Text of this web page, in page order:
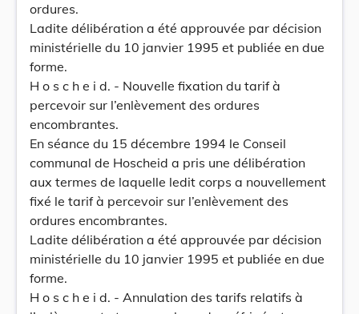
ordures.
Ladite délibération a été approuvée par décision
ministérielle du 10 janvier 1995 et publiée en due
forme.
H o s c h e i d. - Nouvelle fixation du tarif à
percevoir sur l’enlèvement des ordures
encombrantes.
En séance du 15 décembre 1994 le Conseil
communal de Hoscheid a pris une délibération
aux termes de laquelle ledit corps a nouvellement
fixé le tarif à percevoir sur l’enlèvement des
ordures encombrantes.
Ladite délibération a été approuvée par décision
ministérielle du 10 janvier 1995 et publiée en due
forme.
H o s c h e i d. - Annulation des tarifs relatifs à